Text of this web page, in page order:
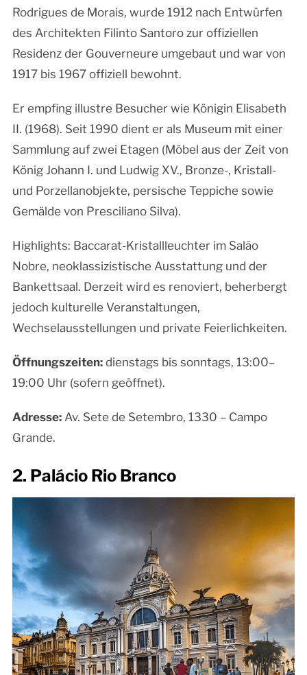
Rodrigues de Morais, wurde 1912 nach Entwürfen
des Architekten Filinto Santoro zur offiziellen
Residenz der Gouverneure umgebaut und war von
1917 bis 1967 offiziell bewohnt.
Er empfing illustre Besucher wie Königin Elisabeth
II. (1968). Seit 1990 dient er als Museum mit einer
Sammlung auf zwei Etagen (Möbel aus der Zeit von
König Johann I. und Ludwig XV., Bronze-, Kristall-
und Porzellanobjekte, persische Teppiche sowie
Gemälde von Presciliano Silva).
Highlights: Baccarat-Kristallleuchter im Salão
Nobre, neoklassizistische Ausstattung und der
Bankettsaal. Derzeit wird es renoviert, beherbergt
jedoch kulturelle Veranstaltungen,
Wechselausstellungen und private Feierlichkeiten.
Öffnungszeiten:dienstags bis sonntags, 13:00–
19:00 Uhr (sofern geöffnet).
Adresse:Av. Sete de Setembro, 1330 – Campo
Grande.
2. Palácio Rio Branco